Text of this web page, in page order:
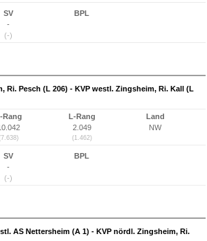
SV
-
(-)
BPL
Ri. Pesch (L 206) - KVP westl. Zingsheim, Ri. Kall (L
Rang
L-Rang
2.049
(1.462)
Land
NW
SV
-
(-)
BPL
AS Nettersheim (A 1) - KVP nördl. Zingsheim, Ri.